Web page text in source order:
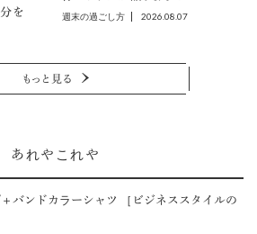
を
週末の過ごし方 2026.08.07
もっと見る
あれやこれや
バンドカラーシャツ ［ビジネススタイルの